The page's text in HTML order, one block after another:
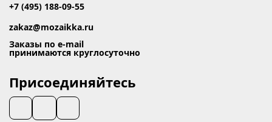
+7 (495) 188-09-55
zakaz@mozaikka.ru
Заказы по e-mail
принимаются круглосуточно
Присоединяйтесь